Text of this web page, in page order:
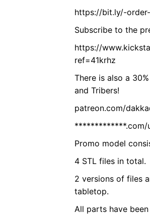
https://bit.ly/-
Subscribe to the
https://
ref=41krhz
There is also a
and Tribers!
patreon.com/
*************.com/
Promo model
4 STL files in total.
2 versions of files
tabletop.
All parts have